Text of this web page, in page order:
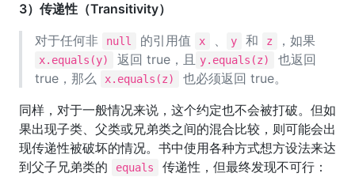
3）传递性（Transitivity）
对于任何非
null 的引用值 x 、 y 和 z ，如果
x.equals(y) 返回 true，且 y.equals(z)
也返回
true，那么
x.equals(z)
也必须返回 true。
同样，对于一般情况来说，这个约定也不会被打破。但如
果出现子类、父类或兄弟类之间的混合比较，则可能会出
现传递性被破坏的情况。书中使用各种方式想方设法来达
到父子兄弟类的
equals
传递性，但最终发现不可行：